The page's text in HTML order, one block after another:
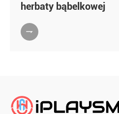
herbaty bąbelkowej
